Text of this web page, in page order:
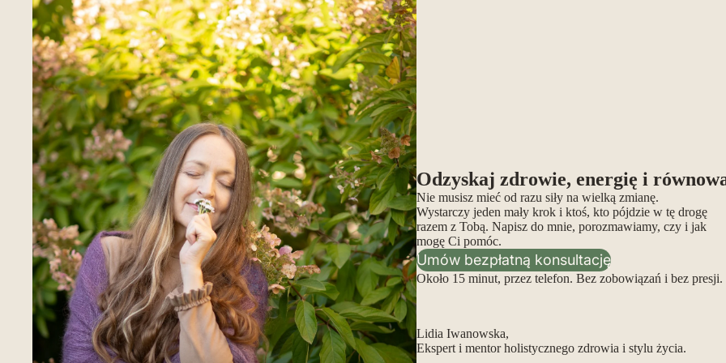
Odzyskaj zdrowie, energię i
Nie musisz mieć od razu siły na wielką zmianę.
Wystarczy jeden mały krok i ktoś, kto pójdzie w tę drogę
razem z Tobą. Napisz do mnie, porozmawiamy, czy i jak
mogę Ci pomóc.
Umów bezpłatną konsultację
Około 15 minut, przez telefon. Bez zobowiązań i bez presji.
Lidia Iwanowska,
Ekspert i mentor holistycznego zdrowia i stylu życia.